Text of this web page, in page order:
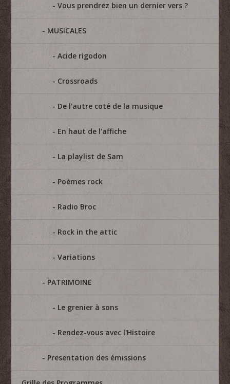
Vous prendrez bien un dernier vers ?
MUSICALES
Acide rigodon
Crossroads
De l'autre coté de la musique
En haut de l'affiche
La playlist de Sam
Poèmes rock
Radio Broc
Rock in the attic
Variations
PATRIMOINE
Le grenier à sons
Rendez-vous avec l'Histoire
Presentation des émissions